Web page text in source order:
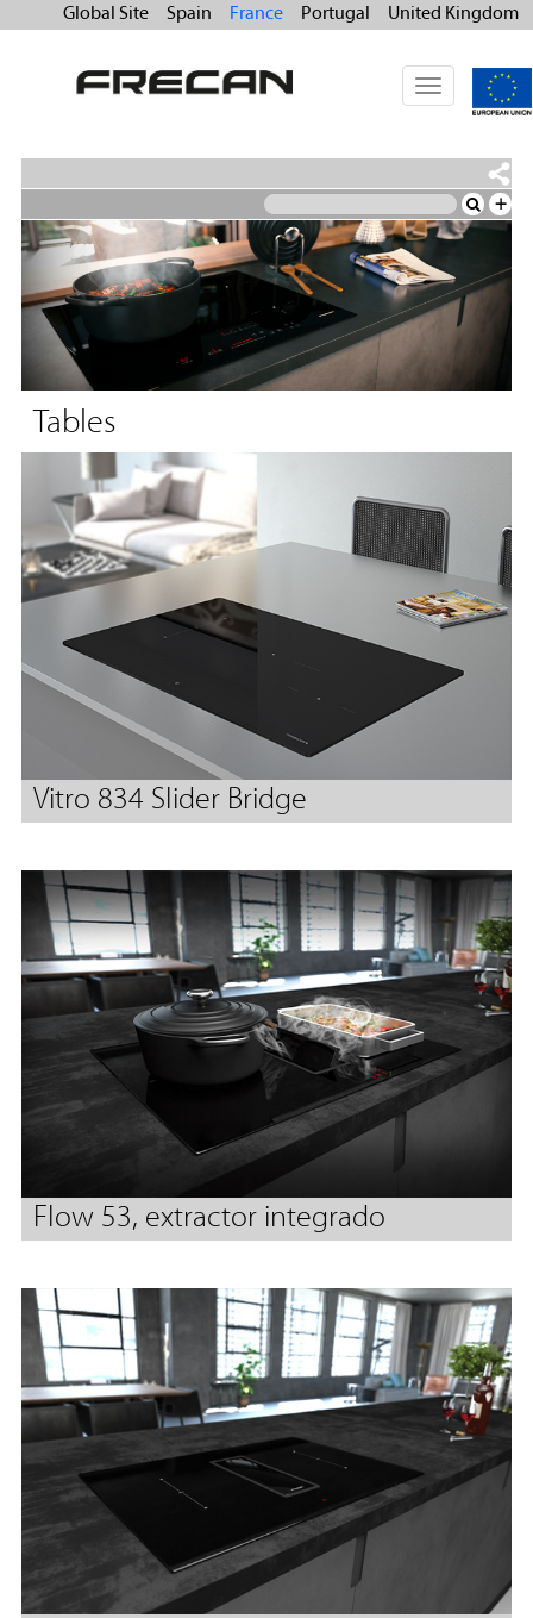
Global Site Spain France Portugal United Kingdom
Toggle
navigation
+
Tables
Vitro 834 Slider Bridge
Flow 53, extractor integrado